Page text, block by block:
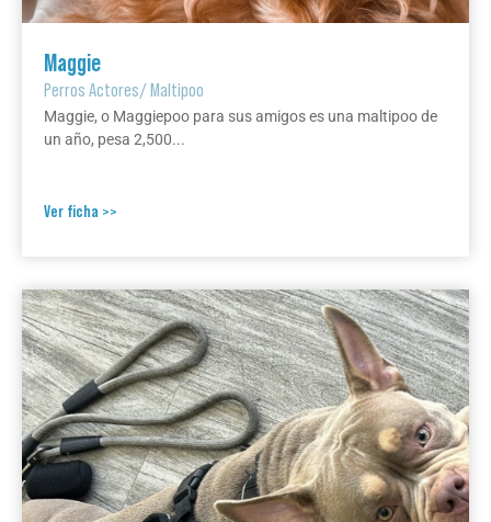
Maggie
Perros Actores/Maltipoo
Maggie, o Maggiepoo para sus amigos es una maltipoo de
un año, pesa 2,500...
Ver ficha >>